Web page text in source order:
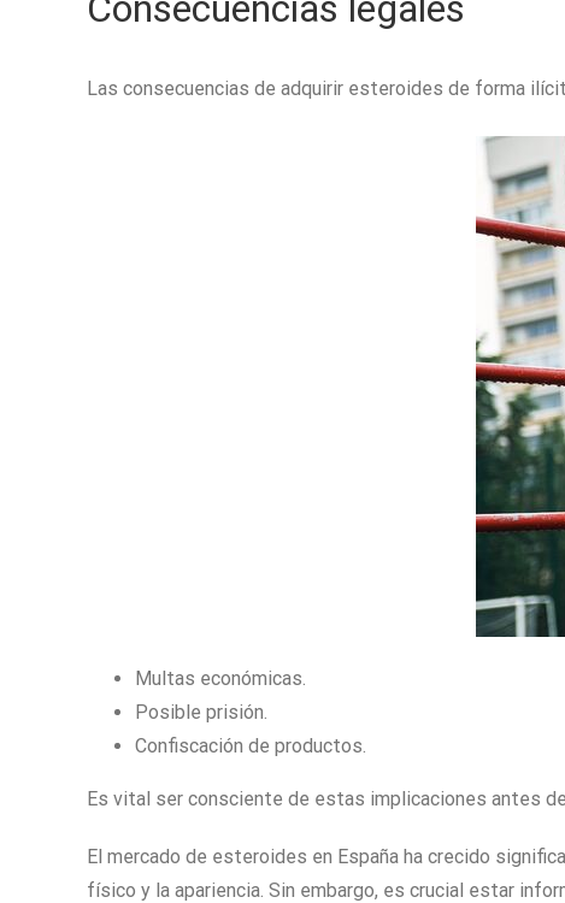
Las consecuencias de adquirir esteroides de forma
Multas económicas.
Posible prisión.
Confiscación de productos.
Es vital ser consciente de estas implicaciones antes
El mercado de esteroides en España ha crecido
físico y la apariencia. Sin embargo, es crucial estar